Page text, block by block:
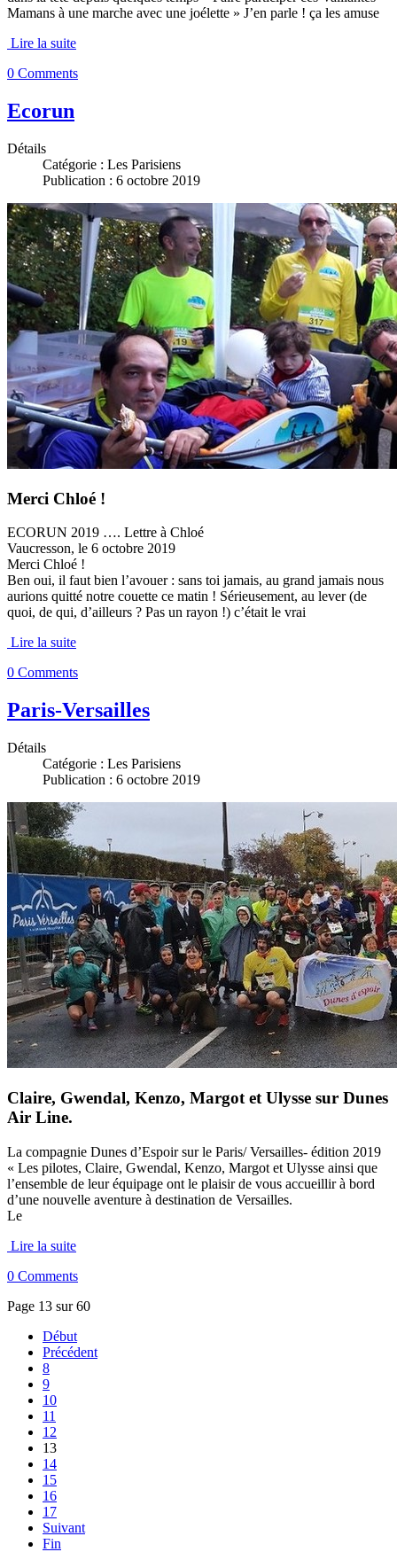
Mamans à une marche avec une joélette » J’en parle ! ça les amuse
Lire la suite
0 Comments
Ecorun
Détails
Catégorie : Les Parisiens
Publication : 6 octobre 2019
Merci Chloé !
ECORUN 2019 …. Lettre à Chloé
Vaucresson, le 6 octobre 2019
Merci Chloé !
Ben oui, il faut bien l’avouer : sans toi jamais, au grand jamais nous
aurions quitté notre couette ce matin ! Sérieusement, au lever (de
quoi, de qui, d’ailleurs ? Pas un rayon !) c’était le vrai
Lire la suite
0 Comments
Paris-Versailles
Détails
Catégorie : Les Parisiens
Publication : 6 octobre 2019
Claire, Gwendal, Kenzo, Margot et Ulysse sur Dunes
Air Line.
La compagnie Dunes d’Espoir sur le Paris/ Versailles- édition 2019
« Les pilotes, Claire, Gwendal, Kenzo, Margot et Ulysse ainsi que
l’ensemble de leur équipage ont le plaisir de vous accueillir à bord
d’une nouvelle aventure à destination de Versailles.
Le
Lire la suite
0 Comments
Page 13 sur 60
Début
Précédent
8
9
10
11
12
13
14
15
16
17
Suivant
Fin